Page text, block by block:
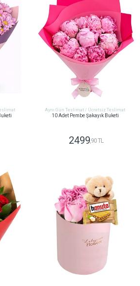
Aynı Gün Teslimat / Ücretsiz Teslimat
10 Adet Pembe Şakayık Buketi
2499,90 TL